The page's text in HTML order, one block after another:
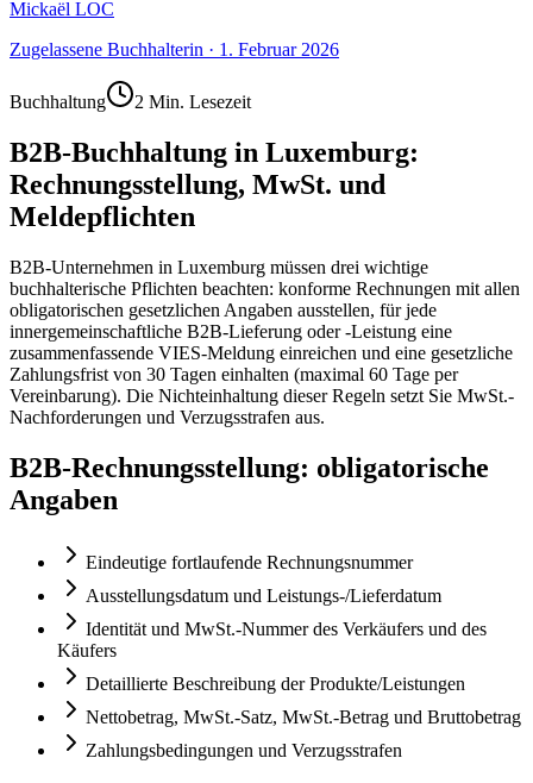
Mickaël LOC
Zugelassene Buchhalterin · 1. Februar 2026
Buchhaltung 2 Min. Lesezeit
B2B-Buchhaltung in Luxemburg:
Rechnungsstellung, MwSt. und
Meldepflichten
B2B-Unternehmen in Luxemburg müssen drei wichtige
buchhalterische Pflichten beachten: konforme Rechnungen mit allen
obligatorischen gesetzlichen Angaben ausstellen, für jede
innergemeinschaftliche B2B-Lieferung oder -Leistung eine
zusammenfassende VIES-Meldung einreichen und eine gesetzliche
Zahlungsfrist von 30 Tagen einhalten (maximal 60 Tage per
Vereinbarung). Die Nichteinhaltung dieser Regeln setzt Sie MwSt.-
Nachforderungen und Verzugsstrafen aus.
B2B-Rechnungsstellung: obligatorische
Angaben
Eindeutige fortlaufende Rechnungsnummer
Ausstellungsdatum und Leistungs-/Lieferdatum
Identität und MwSt.-Nummer des Verkäufers und des
Käufers
Detaillierte Beschreibung der Produkte/Leistungen
Nettobetrag, MwSt.-Satz, MwSt.-Betrag und Bruttobetrag
Zahlungsbedingungen und Verzugsstrafen